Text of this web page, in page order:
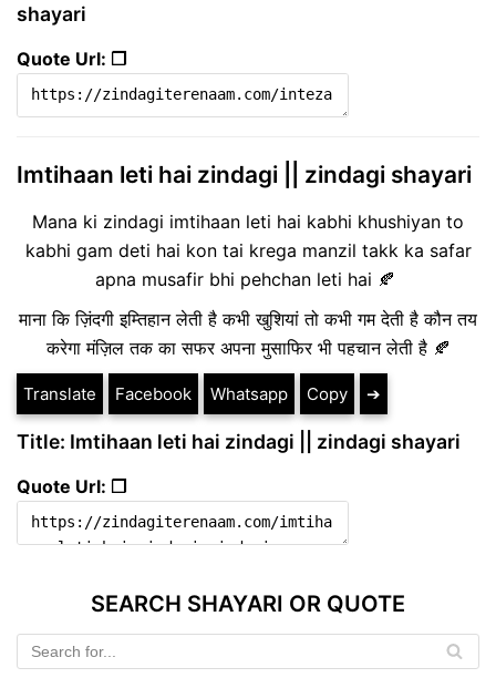
shayari
Quote Url: ❐
Imtihaan leti hai zindagi || zindagi shayari
Mana ki zindagi imtihaan leti hai kabhi khushiyan to
kabhi gam deti hai kon tai krega manzil takk ka safar
apna musafir bhi pehchan leti hai 🍂
माना कि ज़िंदगी इम्तिहान लेती है कभी खुशियां तो कभी गम देती है कौन तय
करेगा मंज़िल तक का सफर अपना मुसाफिर भी पहचान लेती है 🍂
Translate Facebook Whatsapp Copy ➔
Title: Imtihaan leti hai zindagi || zindagi shayari
Quote Url: ❐
SEARCH SHAYARI OR QUOTE